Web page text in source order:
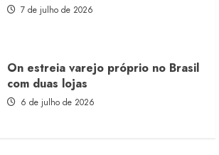
7 de julho de 2026
On estreia varejo próprio no Brasil
com duas lojas
6 de julho de 2026